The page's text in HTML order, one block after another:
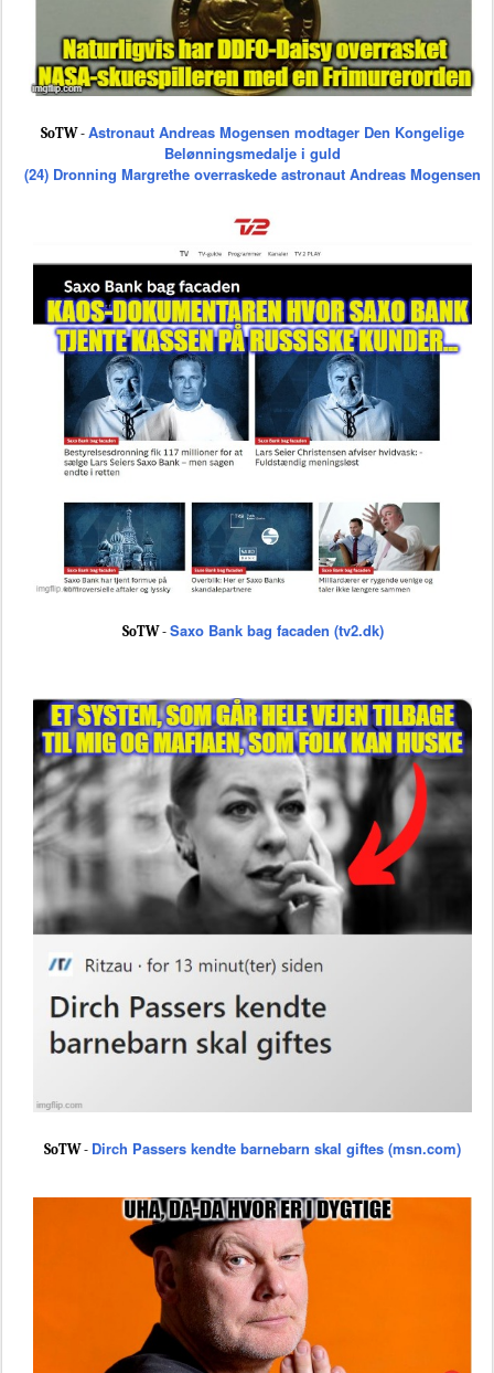
SoTW - Astronaut Andreas Mogensen modtager Den Kongelige
Belønningsmedalje i guld
(24) Dronning Margrethe overraskede astronaut Andreas Mogensen
SoTW - Saxo Bank bag facaden (tv2.dk)
SoTW - Dirch Passers kendte barnebarn skal giftes (msn.com)